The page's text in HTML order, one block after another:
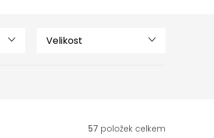
Velikost
57 položek celkem